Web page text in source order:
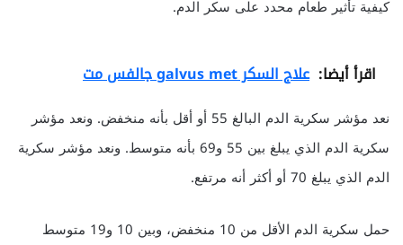
كيفية تأثير طعام محدد على سكر الدم.
اقرأ أيضا: علاج السكر galvus met جالفس مت
نعد مؤشر سكرية الدم البالغ 55 أو أقل بأنه منخفض. ونعد مؤشر
سكرية الدم الذي يبلغ بين 55 و69 بأنه متوسط. ونعد مؤشر سكرية
الدم الذي يبلغ 70 أو أكثر أنه مرتفع.
حمل سكرية الدم الأقل من 10 منخفض، وبين 10 و19 متوسط